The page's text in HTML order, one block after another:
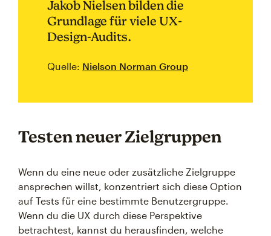
Jakob Nielsen bilden die
Grundlage für viele UX-
Design-Audits.
Quelle: Nielson Norman Group
Testen neuer Zielgruppen
Wenn du eine neue oder zusätzliche Zielgruppe
ansprechen willst, konzentriert sich diese Option
auf Tests für eine bestimmte Benutzergruppe.
Wenn du die UX durch diese Perspektive
betrachtest, kannst du herausfinden, welche